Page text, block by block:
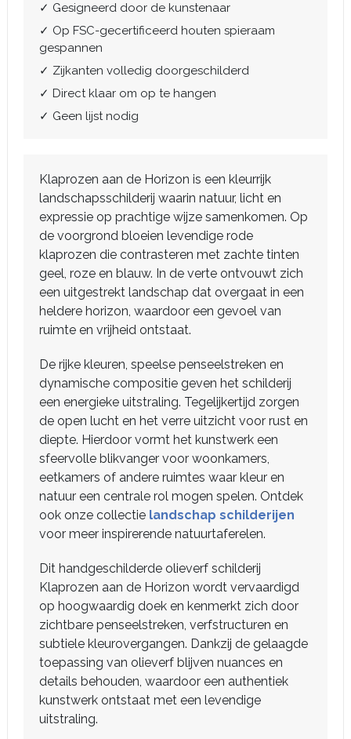
✓ Gesigneerd door de kunstenaar
✓ Op FSC-gecertificeerd houten spieraam
gespannen
✓ Zijkanten volledig doorgeschilderd
✓ Direct klaar om op te hangen
✓ Geen lijst nodig
Klaprozen aan de Horizon is een kleurrijk
landschapsschilderij waarin natuur, licht en
expressie op prachtige wijze samenkomen. Op
de voorgrond bloeien levendige rode
klaprozen die contrasteren met zachte tinten
geel, roze en blauw. In de verte ontvouwt zich
een uitgestrekt landschap dat overgaat in een
heldere horizon, waardoor een gevoel van
ruimte en vrijheid ontstaat.
De rijke kleuren, speelse penseelstreken en
dynamische compositie geven het schilderij
een energieke uitstraling. Tegelijkertijd zorgen
de open lucht en het verre uitzicht voor rust en
diepte. Hierdoor vormt het kunstwerk een
sfeervolle blikvanger voor woonkamers,
eetkamers of andere ruimtes waar kleur en
natuur een centrale rol mogen spelen. Ontdek
ook onze collectie landschap schilderijen
voor meer inspirerende natuurtaferelen.
Dit handgeschilderde olieverf schilderij
Klaprozen aan de Horizon wordt vervaardigd
op hoogwaardig doek en kenmerkt zich door
zichtbare penseelstreken, verfstructuren en
subtiele kleurovergangen. Dankzij de gelaagde
toepassing van olieverf blijven nuances en
details behouden, waardoor een authentiek
kunstwerk ontstaat met een levendige
uitstraling.